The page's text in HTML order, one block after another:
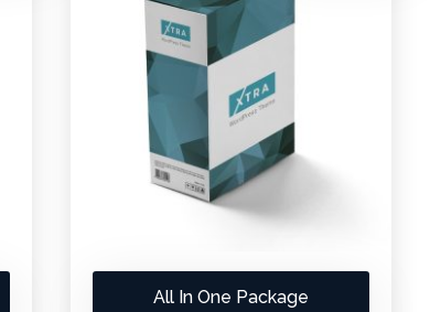
All In One Package